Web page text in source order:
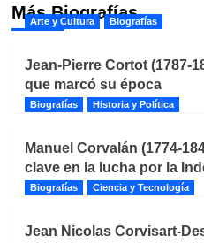
Más Biografías
Arte y Cultura Biografías
Jean-Pierre Cortot (1787-
que marcó su época
Biografías Historia y Política
Manuel Corvalán (1774-
clave en la lucha por la
Biografías Ciencia y Tecnología
Jean Nicolas Corvisart-